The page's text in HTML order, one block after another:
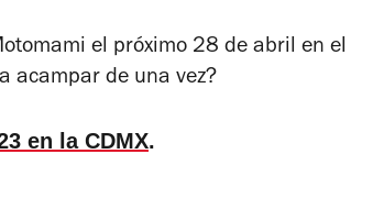
el próximo 28 de abril en el
acampar de una vez?
en la CDMX.